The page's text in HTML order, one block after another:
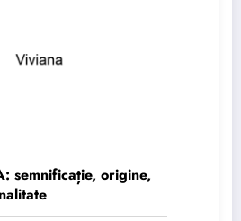
semnificație, origine,